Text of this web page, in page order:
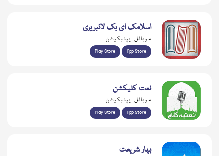
اسلامک ای بک لائبریری
موبائل ایپلیکیشن
Play Store App Store
نعت کلیکشن
موبائل ایپلیکیشن
Play Store App Store
بہار شریعت